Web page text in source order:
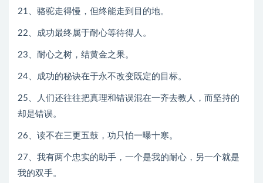
21、骆驼走得慢，但终能走到目的地。
22、成功最终属于耐心等待得人。
23、耐心之树，结黄金之果。
24、成功的秘诀在于永不改变既定的目标。
25、人们还往往把真理和错误混在一齐去教人，而坚持的
却是错误。
26、读不在三更五鼓，功只怕一曝十寒。
27、我有两个忠实的助手，一个是我的耐心，另一个就是
我的双手。